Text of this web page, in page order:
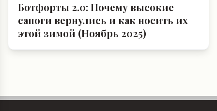
Ботфорты 2.0: Почему высокие
сапоги вернулись и как носить их
этой зимой (Ноябрь 2025)